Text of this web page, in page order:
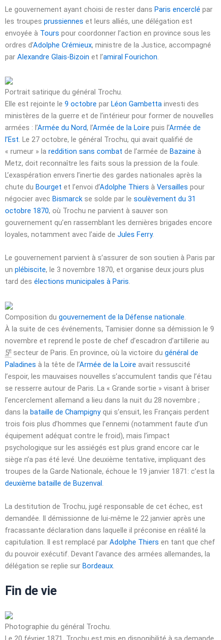
Le gouvernement ayant choisi de rester dans Paris encerclé par
les troupes prussiennes et leurs alliés, une délégation est
envoyée à Tours pour coordonner l’action en province sous les
ordres d’Adolphe Crémieux, ministre de la Justice, accompagné
par Alexandre Glais-Bizoin et l’amiral Fourichon
Portrait satirique du général Trochu.
Elle est rejointe le 9 octobre par Léon Gambetta investi des
ministères de la guerre et de l’intérieur pour former de nouvelles
armées : l’Armée du Nord, l’Armée de la Loire puis l’Armée de
l’Est. Le 27 octobre, le général Trochu, qui avait qualifié de
« rumeur » la reddition sans combat de l’armée de Bazaine à
Metz, doit reconnaître les faits sous la pression de la foule.
L’exaspération envers l’inertie des gardes nationales après la
chute du Bourget et l’envoi d’Adolphe Thiers à Versailles pour
négocier avec Bismarck se solde par le soulèvement du 31
octobre 1870, où Trochu ne parvient à sauver son
gouvernement qu’en rassemblant les dernières brigades encore
loyales, notamment avec l’aide de Jules Ferry.
Le gouvernement parvient à s’assurer de son soutien à Paris par
un plébiscite, le 3 novembre 1870, et organise deux jours plus
tard des élections municipales à Paris.
Composition du gouvernement de la Défense nationale
À la suite de ces événements, Tamisier donne sa démission le 9
novembre et reprend le poste de chef d’escadron d’artillerie au
5e secteur de Paris. En province, où la victoire du général de
Paladines à la tête de l’Armée de la Loire avait ressuscité
l’espoir, les mauvaises nouvelles s’accumulent tandis que l’étau
se resserre autour de Paris. La « Grande sortie » visant à briser
l’encerclement allemand a lieu dans la nuit du 28 novembre ;
dans la bataille de Champigny qui s’ensuit, les Français perdent
trois fois plus d’hommes que l’ennemi (notamment faute d’un
équipement adéquat contre le froid), mais l’impact
psychologique sur les assiégés est plus grand encore car le
siège n’a pas été levé. Une deuxième tentative, impliquant des
troupes de la Garde Nationale, échoue le 19 janvier 1871 : c’est la
deuxième bataille de Buzenval
La destitution de Trochu, jugé responsable de cet échec, est
demandée. Il démissionne de lui-même le 22 janvier après une
fracassante déclaration dans laquelle il préconise en réalité la
capitulation. Il est remplacé par Adolphe Thiers en tant que chef
du pouvoir exécutif. Devant l’avance des armées allemandes, la
délégation se replie sur Bordeaux.
Fin de vie
Photographie du général Trochu.